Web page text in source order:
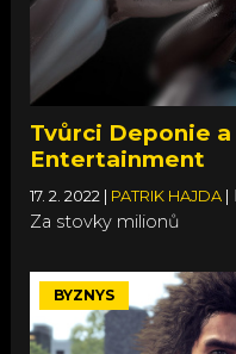
Tvůrci Deponie
Entertainment
17. 2. 2022 | PATRIK HAJDA |
Za stovky milionů
BYZNYS